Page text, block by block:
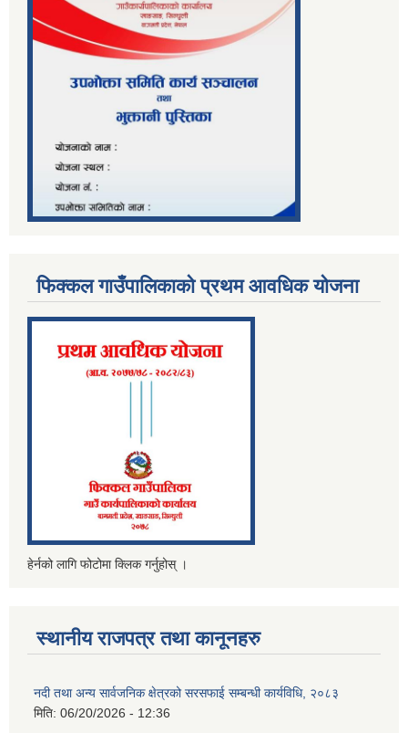
फिक्कल गाउँपालिकाको प्रथम आवधिक योजना
हेर्नको लागि फोटोमा क्लिक गर्नुहोस् ।
स्थानीय राजपत्र तथा कानूनहरु
नदी तथा अन्य सार्वजनिक क्षेत्रको सरसफाई सम्बन्धी कार्यविधि, २०८३
मिति: 06/20/2026 - 12:36